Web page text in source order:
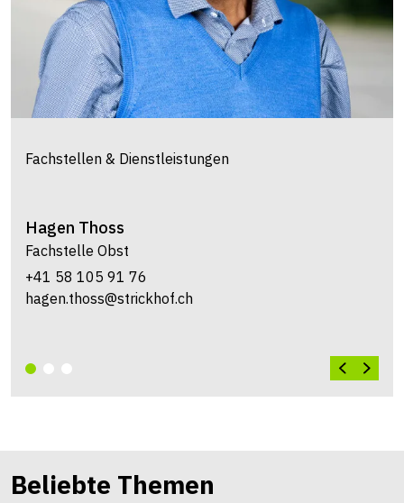
Fachstellen & Dienstleistungen
Hagen Thoss
Fachstelle Obst
+41 58 105 91 76
hagen.thoss@strickhof.ch
Beliebte Themen